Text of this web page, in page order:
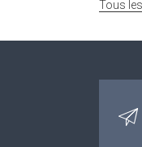
Tous